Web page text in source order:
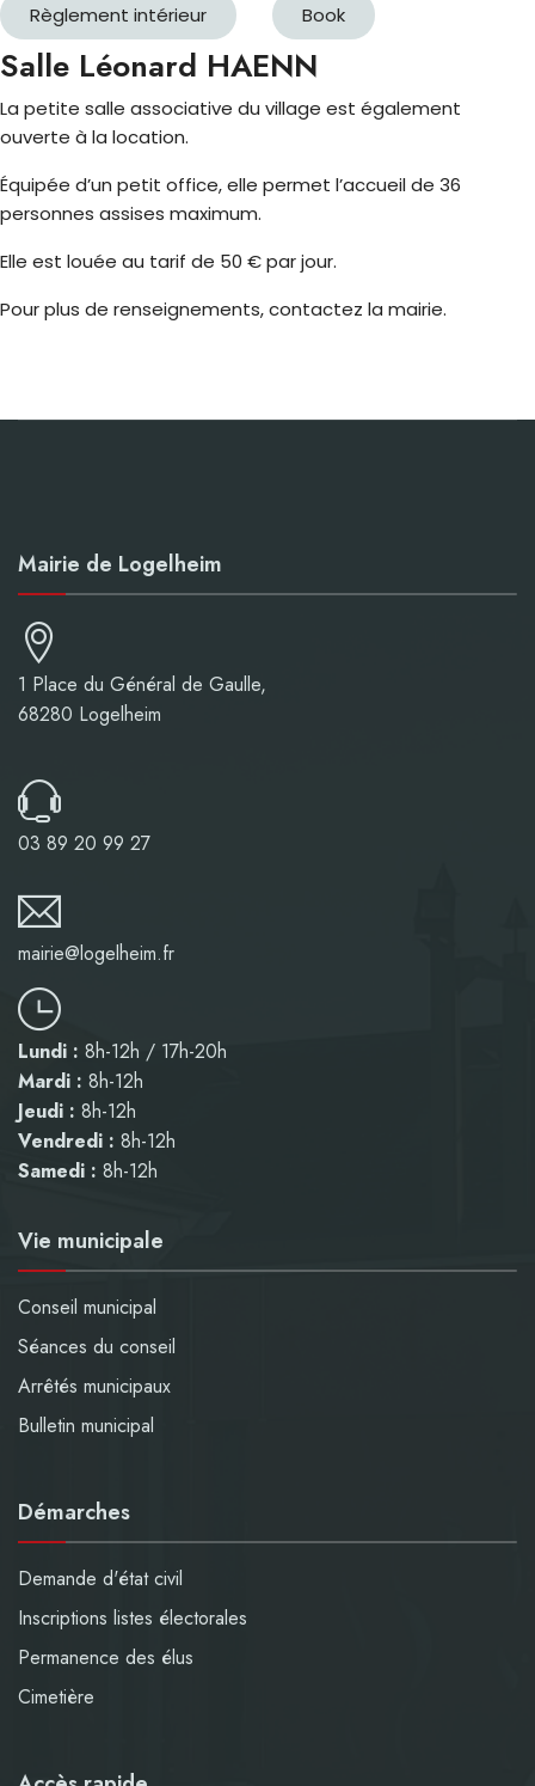
Règlement intérieur
Book
Salle Léonard HAENN
La petite salle associative du village est également
ouverte à la location.
Équipée d’un petit office, elle permet l’accueil de 36
personnes assises maximum.
Elle est louée au tarif de 50 € par jour.
Pour plus de renseignements, contactez la mairie.
Mairie de Logelheim
1 Place du Général de Gaulle,
68280 Logelheim
03 89 20 99 27
mairie@logelheim.fr
Lundi : 8h-12h / 17h-20h
Mardi : 8h-12h
Jeudi : 8h-12h
Vendredi : 8h-12h
Samedi : 8h-12h
Vie municipale
Conseil municipal
Séances du conseil
Arrêtés municipaux
Bulletin municipal
Démarches
Demande d'état civil
Inscriptions listes électorales
Permanence des élus
Cimetière